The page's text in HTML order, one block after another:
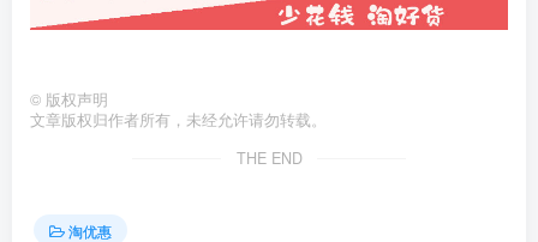
© 版权声明
文章版权归作者所有，未经允许请勿转载。
THE END
淘优惠